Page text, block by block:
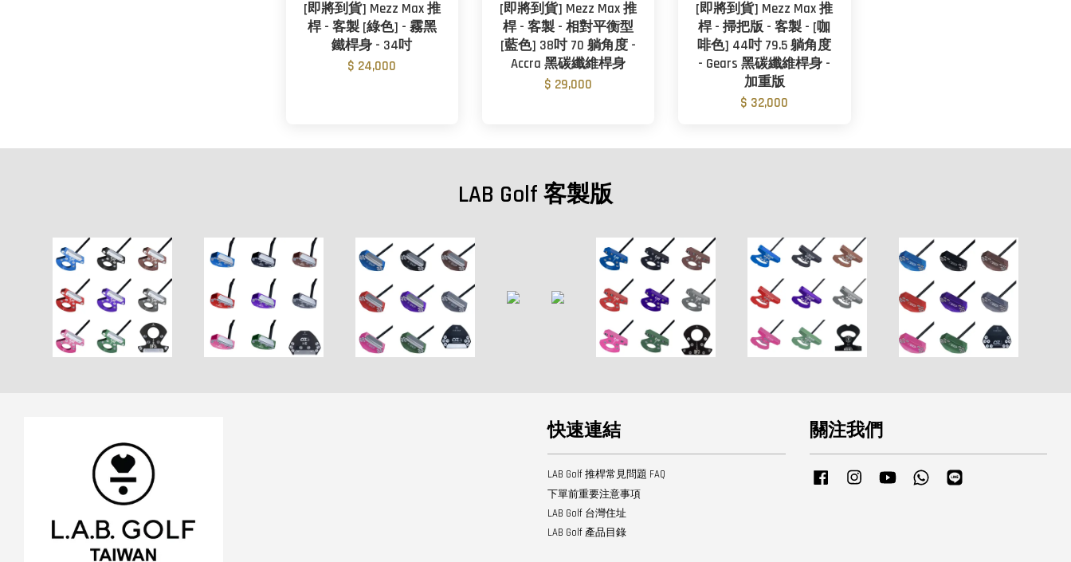
[即將到貨] Mezz Max 推
桿 - 客製 [綠色] - 霧黑
鐵桿身 - 34吋
$ 24,000
[即將到貨] Mezz Max 推
桿 - 客製 - 相對平衡型
[藍色] 38吋 70 躺角度 -
Accra 黑碳纖維桿身
$ 29,000
[即將到貨] Mezz Max 推
桿 - 掃把版 - 客製 - [咖
啡色] 44吋 79.5 躺角度
- Gears 黑碳纖維桿身 -
加重版
$ 32,000
LAB Golf 客製版
快速連結
LAB Golf 推桿常見問題 FAQ
下單前重要注意事項
LAB Golf 台灣住址
LAB Golf 產品目錄
關注我們
Facebook InstagramYouTube Whatsapp